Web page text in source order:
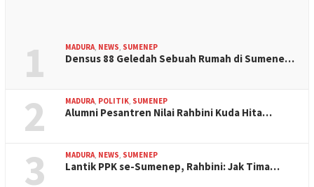
1 MADURA, NEWS, SUMENEP
Densus 88 Geledah Sebuah Rumah di Sumene…
2 MADURA, POLITIK, SUMENEP
Alumni Pesantren Nilai Rahbini Kuda Hita…
3 MADURA, NEWS, SUMENEP
Lantik PPK se-Sumenep, Rahbini: Jak Tima…